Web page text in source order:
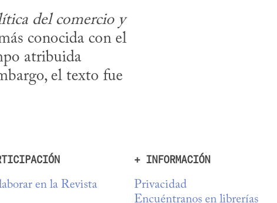
del comercio y
conocida con el
atribuida
el texto fue
en la Revista
+ INFORMACIÓN
Privacidad
Encuéntranos en librerías